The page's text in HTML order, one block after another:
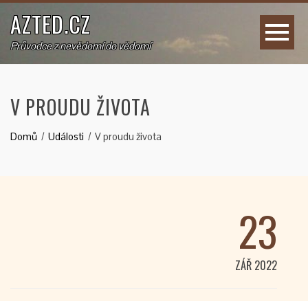
AZTED.CZ
Průvodce z nevědomí do vědomí
V PROUDU ŽIVOTA
Domů Události V proudu života
23
ZÁŘ 2022